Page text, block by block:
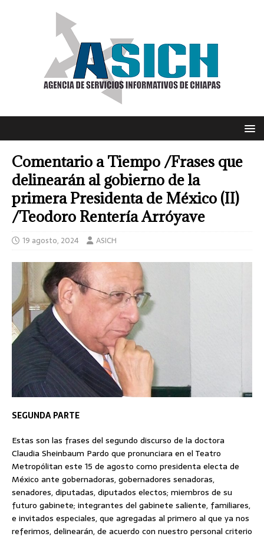
Comentario a Tiempo /Frases que
delinearán al gobierno de la
primera Presidenta de México (II)
/Teodoro Rentería Arróyave
19 agosto, 2024 ASICH
SEGUNDA PARTE
Estas son las frases del segundo discurso de la doctora
Claudia Sheinbaum Pardo que pronunciara en el Teatro
Metropólitan este 15 de agosto como presidenta electa de
México ante gobernadoras, gobernadores senadoras,
senadores, diputadas, diputados electos; miembros de su
futuro gabinete; integrantes del gabinete saliente, familiares,
e invitados especiales, que agregadas al primero al que ya nos
referimos, delinearán, de acuerdo con nuestro personal criterio